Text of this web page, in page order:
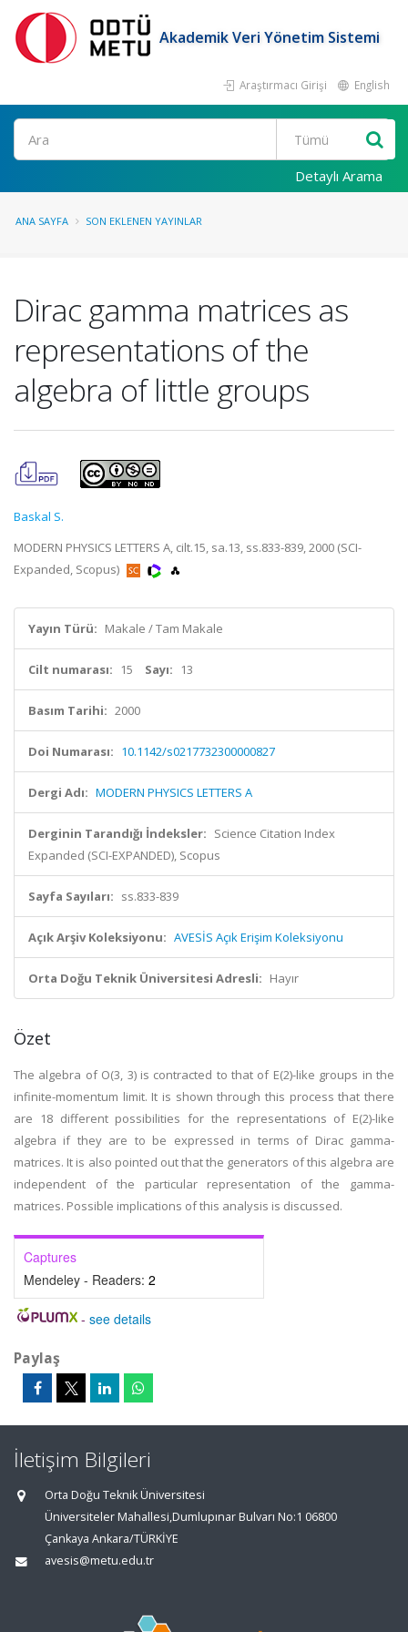
Akademik Veri Yönetim Sistemi
Araştırmacı Girişi English
Ara
Detaylı Arama
ANA SAYFA SON EKLENEN YAYINLAR
Dirac gamma matrices as
representations of the
algebra of little groups
Baskal S.
MODERN PHYSICS LETTERS A, cilt.15, sa.13, ss.833-839, 2000 (SCI-
Expanded, Scopus)
Yayın Türü: Makale / Tam Makale
Cilt numarası: 15 Sayı: 13
Basım Tarihi: 2000
Doi Numarası: 10.1142/s0217732300000827
Dergi Adı: MODERN PHYSICS LETTERS A
Derginin Tarandığı İndeksler: Science Citation Index
Expanded (SCI-EXPANDED), Scopus
Sayfa Sayıları: ss.833-839
Açık Arşiv Koleksiyonu: AVESİS Açık Erişim Koleksiyonu
Orta Doğu Teknik Üniversitesi Adresli: Hayır
Özet
The algebra of O(3, 3) is contracted to that of E(2)-like groups in the
infinite-momentum limit. It is shown through this process that there
are 18 different possibilities for the representations of E(2)-like
algebra if they are to be expressed in terms of Dirac gamma-
matrices. It is also pointed out that the generators of this algebra are
independent of the particular representation of the gamma-
matrices. Possible implications of this analysis is discussed.
Captures
Mendeley - Readers: 2
- see details
Paylaş
İletişim Bilgileri
Orta Doğu Teknik Üniversitesi
Üniversiteler Mahallesi,Dumlupınar Bulvarı No:1 06800
Çankaya Ankara/TÜRKİYE
avesis@metu.edu.tr